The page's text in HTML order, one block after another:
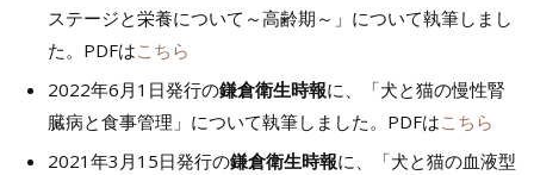
ステージと栄養について～高齢期～」について執筆しまし
た。PDFはこちら
2022年6月1日発行の鎌倉衛生時報に、「犬と猫の慢性腎
臓病と食事管理」について執筆しました。PDFはこちら
2021年3月15日発行の鎌倉衛生時報に、「犬と猫の血液型